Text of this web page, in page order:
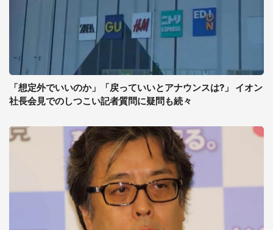
「想定外でいいのか」「戻っていいとアナウンスは?」 イオン
社長会見でのしつこい記者質問に疑問も続々